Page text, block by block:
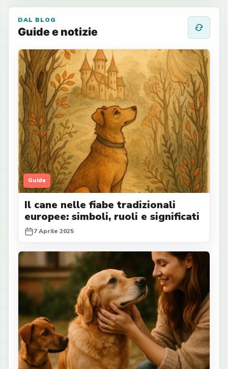
DAL BLOG
Guide e notizie
Guida
Il cane nelle fiabe tradizionali
europee: simboli, ruoli e significati
7 Aprile 2025